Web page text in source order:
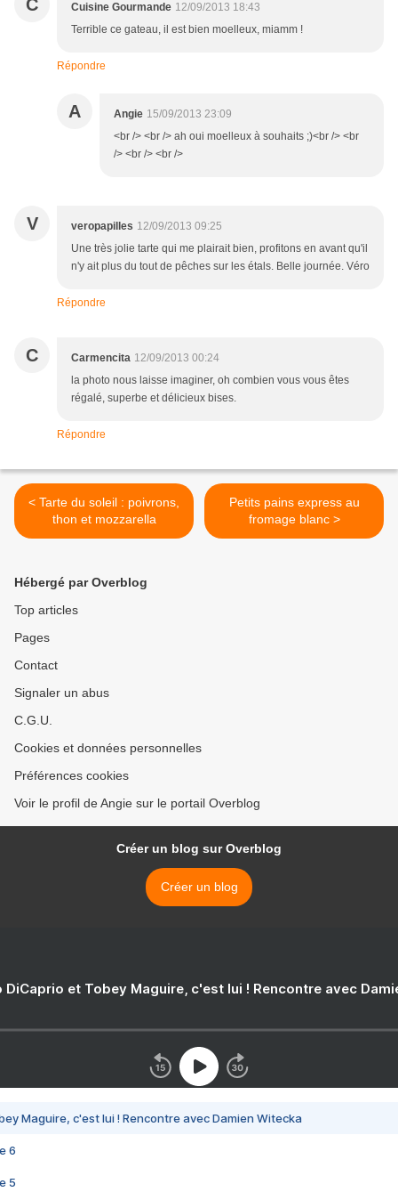
C Cuisine Gourmande 12/09/2013 18:43
Terrible ce gateau, il est bien moelleux, miamm !
Répondre
A Angie 15/09/2013 23:09
<br /> <br /> ah oui moelleux à souhaits ;)<br /> <br
/> <br /> <br />
V veropapilles 12/09/2013 09:25
Une très jolie tarte qui me plairait bien, profitons en avant qu'il
n'y ait plus du tout de pêches sur les étals. Belle journée. Véro
Répondre
C Carmencita 12/09/2013 00:24
la photo nous laisse imaginer, oh combien vous vous êtes
régalé, superbe et délicieux bises.
Répondre
< Tarte du soleil : poivrons,
thon et mozzarella
Petits pains express au
fromage blanc >
Hébergé par Overblog
Top articles
Pages
Contact
Signaler un abus
C.G.U.
Cookies et données personnelles
Préférences cookies
Voir le profil de Angie sur le portail Overblog
Créer un blog sur Overblog
Créer un blog
DiCaprio et Tobey Maguire, c'est lui ! Rencontre avec
Maguire, c'est lui ! Rencontre avec Damien Witecka
6
5